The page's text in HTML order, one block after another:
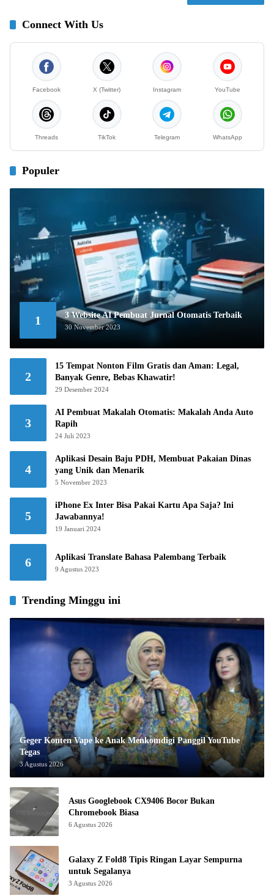
Connect With Us
Facebook X (Twitter) Instagram YouTube
Threads TikTok Telegram WhatsApp
Populer
1 3 Website AI Pembuat Jurnal Otomatis Terbaik
30 November 2023
2
15 Tempat Nonton Film Gratis dan Aman: Legal,
Banyak Genre, Bebas Khawatir!
29 Desember 2024
3
AI Pembuat Makalah Otomatis: Makalah Anda Auto
Rapih
24 Juli 2023
4
Aplikasi Desain Baju PDH, Membuat Pakaian Dinas
yang Unik dan Menarik
5 November 2023
5
iPhone Ex Inter Bisa Pakai Kartu Apa Saja? Ini
Jawabannya!
19 Januari 2024
6 Aplikasi Translate Bahasa Palembang Terbaik
9 Agustus 2023
Trending Minggu ini
Geger Konten Vape ke Anak Menkomdigi Panggil YouTube
Tegas
3 Agustus 2026
Asus Googlebook CX9406 Bocor Bukan
Chromebook Biasa
6 Agustus 2026
Galaxy Z Fold8 Tipis Ringan Layar Sempurna
untuk Segalanya
3 Agustus 2026